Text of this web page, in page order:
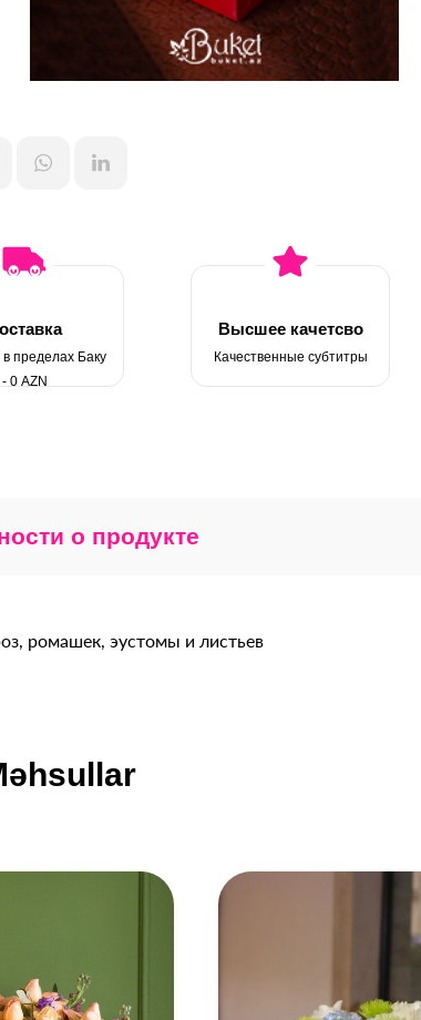
в пределах Баку
- 0 AZN
Высшее качетсво
Качественные субтитры
о продукте
ромашек, эустомы и листьев